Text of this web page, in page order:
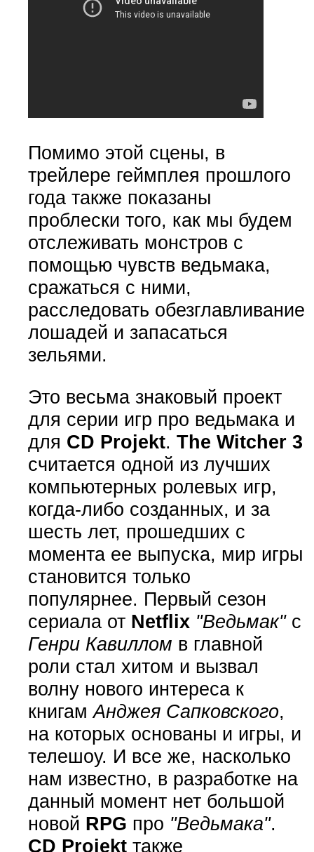
Помимо этой сцены, в
трейлере геймплея прошлого
года также показаны
проблески того, как мы будем
отслеживать монстров с
помощью чувств ведьмака,
сражаться с ними,
расследовать обезглавливание
лошадей и запасаться
зельями.
Это весьма знаковый проект
для серии игр про ведьмака и
для CD Projekt. The Witcher 3
считается одной из лучших
компьютерных ролевых игр,
когда-либо созданных, и за
шесть лет, прошедших с
момента ее выпуска, мир игры
становится только
популярнее. Первый сезон
сериала от Netflix "Ведьмак"с
Генри Кавиллом в главной
роли стал хитом и вызвал
волну нового интереса к
книгамАнджея Сапковского,
на которых основаны и игры, и
телешоу. И все же, насколько
нам известно, в разработке на
данный момент нет большой
новой RPG про "Ведьмака".
CD Projektтакже